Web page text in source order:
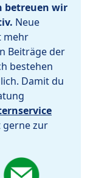
betreuen wir
Neue
mehr
Beiträge der
bestehen
Damit du
gerne zur